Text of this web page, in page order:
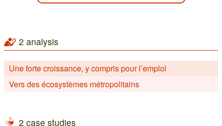
2 analysis
Une forte croissance, y compris pour l’emploi
Vers des écosystèmes métropolitains
2 case studies